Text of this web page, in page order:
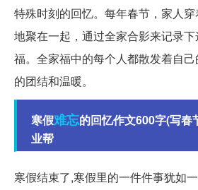
特殊时刻的回忆。每年春节，家人
地聚在一起，通过全家合影来记录
福。全家福中的每个人都散发着自
的团结和温暖。
寒假难忘的回忆作文600字(写春
业帮
寒假结束了,寒假里的一件件事犹如